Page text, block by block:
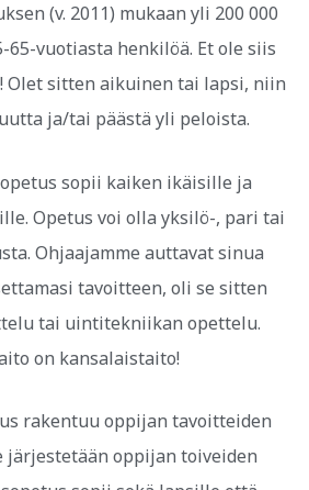
(v. 2011) mukaan yli 200 000
65-vuotiasta henkilöä. Et ole siis
Olet sitten aikuinen tai lapsi, niin
ja/tai päästä yli peloista.
sopii kaiken ikäisille ja
Opetus voi olla yksilö-, pari tai
Ohjaajamme auttavat sinua
tavoitteen, oli se sitten
tai uintitekniikan opettelu.
on kansalaistaito!
rakentuu oppijan tavoitteiden
järjestetään oppijan toiveiden